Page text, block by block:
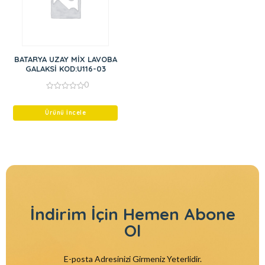
BATARYA UZAY MİX LAVOBA
GALAKSİ KOD:U116-03
of
0
Ürünü İncele
İndirim İçin Hemen Abone
Ol
E-posta Adresinizi Girmeniz Yeterlidir.